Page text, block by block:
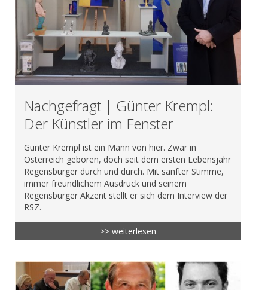
Nachgefragt | Günter Krempl:
Der Künstler im Fenster
Günter Krempl ist ein Mann von hier. Zwar in
Österreich geboren, doch seit dem ersten Lebensjahr
Regensburger durch und durch. Mit sanfter Stimme,
immer freundlichem Ausdruck und seinem
Regensburger Akzent stellt er sich dem Interview der
RSZ.
>> weiterlesen